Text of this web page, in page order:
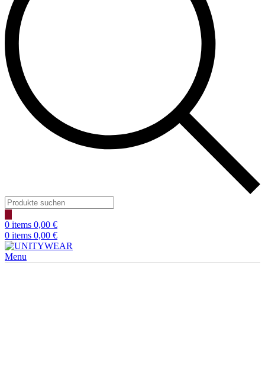
Products
search
0 items 0,00 €
0 items 0,00 €
Menu